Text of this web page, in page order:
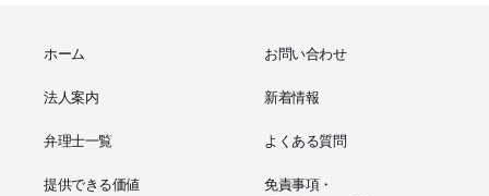
ホーム お問い合わせ
法人案内 新着情報
弁理士一覧 よくある質問
提供できる価値
免責事項・